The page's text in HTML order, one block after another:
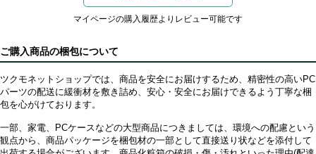
マイページの購入履歴よりレビュー可能です
ご購入商品の梱包について
ツクモネットショップでは、商品を安全にお届けするため、精密性の高いPC
パーツの配送に緩衝材を敷き詰め、安心・安全にお届けできるよう丁寧な梱
包を心がけております。
一部、家電、PCケースなどの大型商品につきましては、環境への配慮という
観点から、商品パッケージを梱包材の一部として直接送り状などを添付して